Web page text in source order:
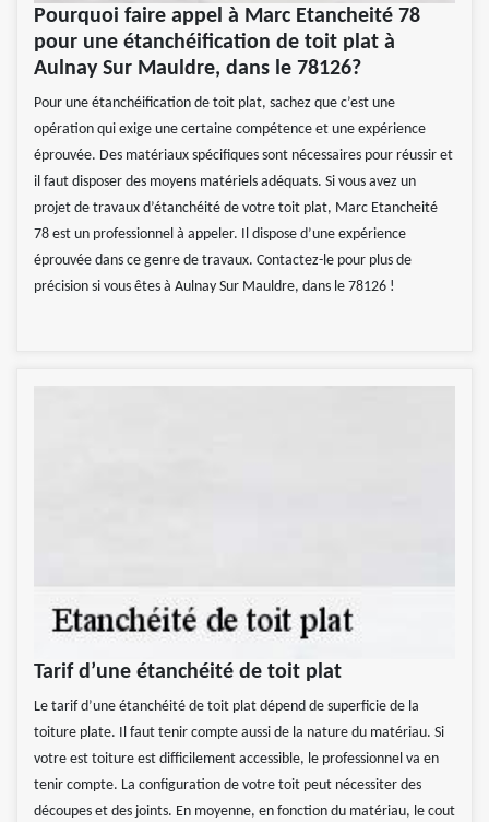
Pourquoi faire appel à Marc Etancheité 78
pour une étanchéification de toit plat à
Aulnay Sur Mauldre, dans le 78126?
Pour une étanchéification de toit plat, sachez que c’est une
opération qui exige une certaine compétence et une expérience
éprouvée. Des matériaux spécifiques sont nécessaires pour réussir et
il faut disposer des moyens matériels adéquats. Si vous avez un
projet de travaux d’étanchéité de votre toit plat, Marc Etancheité
78 est un professionnel à appeler. Il dispose d’une expérience
éprouvée dans ce genre de travaux. Contactez-le pour plus de
précision si vous êtes à Aulnay Sur Mauldre, dans le 78126 !
Tarif d’une étanchéité de toit plat
Le tarif d’une étanchéité de toit plat dépend de superficie de la
toiture plate. Il faut tenir compte aussi de la nature du matériau. Si
votre est toiture est difficilement accessible, le professionnel va en
tenir compte. La configuration de votre toit peut nécessiter des
découpes et des joints. En moyenne, en fonction du matériau, le cout